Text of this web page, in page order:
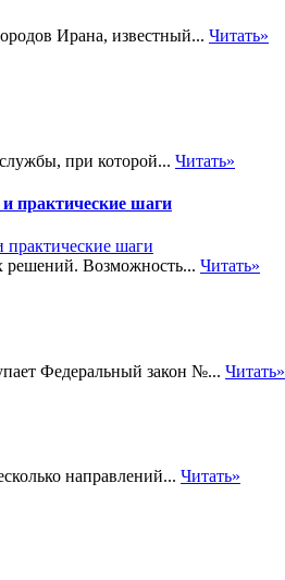
Ирана, известный... Читать»
при которой... Читать»
практические шаги
решений. Возможность... Читать»
Федеральный закон №... Читать»
направлений... Читать»